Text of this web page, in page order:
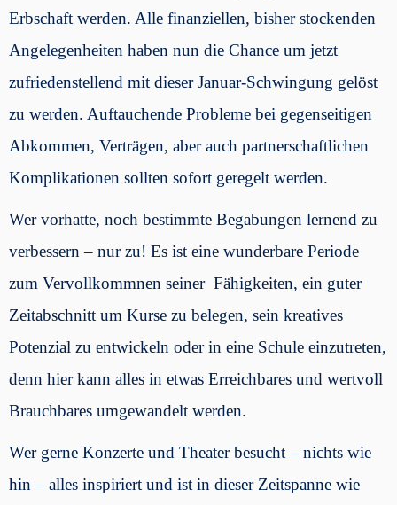
Erbschaft werden. Alle finanziellen, bisher stockenden
Angelegenheiten haben nun die Chance um jetzt
zufriedenstellend mit dieser Januar-Schwingung gelöst
zu werden. Auftauchende Probleme bei gegenseitigen
Abkommen, Verträgen, aber auch partnerschaftlichen
Komplikationen sollten sofort geregelt werden.
Wer vorhatte, noch bestimmte Begabungen lernend zu
verbessern – nur zu! Es ist eine wunderbare Periode
zum Vervollkommnen seiner Fähigkeiten, ein guter
Zeitabschnitt um Kurse zu belegen, sein kreatives
Potenzial zu entwickeln oder in eine Schule einzutreten,
denn hier kann alles in etwas Erreichbares und wertvoll
Brauchbares umgewandelt werden.
Wer gerne Konzerte und Theater besucht – nichts wie
hin – alles inspiriert und ist in dieser Zeitspanne wie